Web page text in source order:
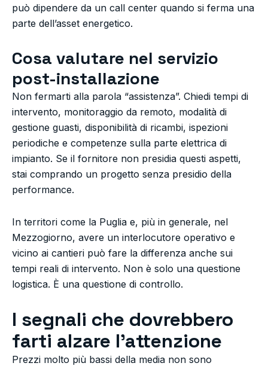
può dipendere da un call center quando si ferma una
parte dell’asset energetico.
Cosa valutare nel servizio
post-installazione
Non fermarti alla parola “assistenza”. Chiedi tempi di
intervento, monitoraggio da remoto, modalità di
gestione guasti, disponibilità di ricambi, ispezioni
periodiche e competenze sulla parte elettrica di
impianto. Se il fornitore non presidia questi aspetti,
stai comprando un progetto senza presidio della
performance.
In territori come la Puglia e, più in generale, nel
Mezzogiorno, avere un interlocutore operativo e
vicino ai cantieri può fare la differenza anche sui
tempi reali di intervento. Non è solo una questione
logistica. È una questione di controllo.
I segnali che dovrebbero
farti alzare l’attenzione
Prezzi molto più bassi della media non sono